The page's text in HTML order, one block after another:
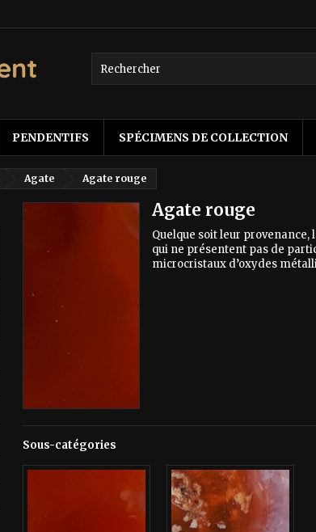
PENDENTIFS SPÉCIMENS DE COLLECTION
Agate Agate rouge
Agate rouge
Quelque soit leur
qui ne présentent pas de
microcristaux d’oxydes
Sous-catégories